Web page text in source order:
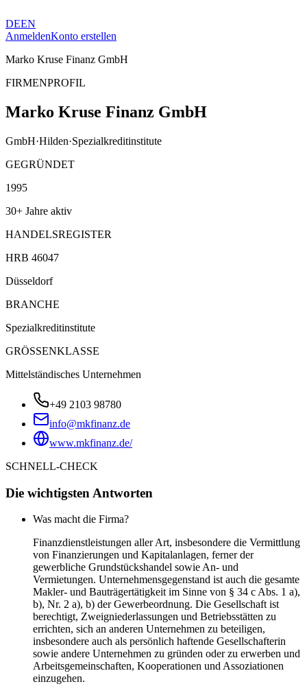
DEEN
AnmeldenKonto erstellen
Marko Kruse Finanz GmbH
FIRMENPROFIL
Marko Kruse Finanz GmbH
GmbH·Hilden·Spezialkreditinstitute
GEGRÜNDET
1995
30+ Jahre aktiv
HANDELSREGISTER
HRB 46047
Düsseldorf
BRANCHE
Spezialkreditinstitute
GRÖSSENKLASSE
Mittelständisches Unternehmen
+49 2103 98780
info@mkfinanz.de
www.mkfinanz.de/
SCHNELL-CHECK
Die wichtigsten Antworten
Was macht die Firma?
Finanzdienstleistungen aller Art, insbesondere die Vermittlung
von Finanzierungen und Kapitalanlagen, ferner der
gewerbliche Grundstückshandel sowie An- und
Vermietungen. Unternehmensgegenstand ist auch die gesamte
Makler- und Bauträgertätigkeit im Sinne von § 34 c Abs. 1 a),
b), Nr. 2 a), b) der Gewerbeordnung. Die Gesellschaft ist
berechtigt, Zweigniederlassungen und Betriebsstätten zu
errichten, sich an anderen Unternehmen zu beteiligen,
insbesondere auch als persönlich haftende Gesellschafterin
sowie andere Unternehmen zu gründen oder zu erwerben und
Arbeitsgemeinschaften, Kooperationen und Assoziationen
einzugehen.